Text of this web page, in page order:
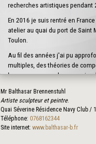
recherches artistiques pendant
En 2016 je suis rentré en
atelier au quai du port de Saint
Toulon.
Au fil des années j'ai pu
multiples, des théories de
langage personnel,
Mon travail deplasticien
les peintures / les tableaux
les reliefs
les sculptures / les objets /
Mr Balthasar Brennenstuhl
Artiste sculpteur et peintre.
Quai Séverine Résidence Navy Club /
Téléphone: 0768162344
Site internet: www.balthasar-b.fr